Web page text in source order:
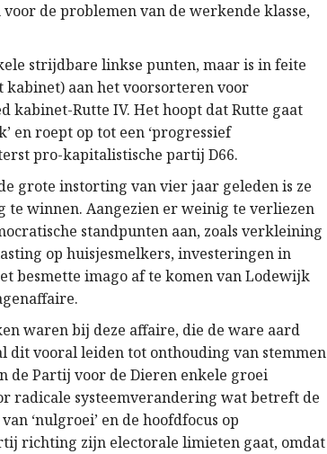
de problemen van de werkende klasse,
strijdbare linkse punten, maar is in feite
kabinet) aan het voorsorteren voor
kabinet-Rutte IV. Het hoopt dat Rutte gaat
en roept op tot een ‘progressief
pro-kapitalistische partij D66.
grote instorting van vier jaar geleden is ze
te winnen. Aangezien er weinig te verliezen
standpunten aan, zoals verkleining
op huisjesmelkers, investeringen in
besmette imago af te komen van Lodewijk
waren bij deze affaire, die de ware aard
dit vooral leiden tot onthouding van stemmen
de Partij voor de Dieren enkele groei
radicale systeemverandering wat betreft de
‘nulgroei’ en de hoofdfocus op
richting zijn electorale limieten gaat, omdat